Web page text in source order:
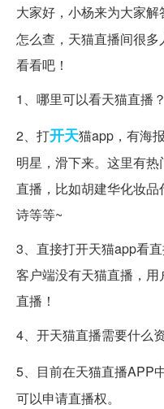
大家好，小杨来为大家
怎么查，天猫直播间很
看看吧！
1、哪里可以看天猫直播？
2、打开天猫app，有海
明星，滑下来。这里有
直播，比如胡建华化妆
诗等等~
3、直接打开天猫app看
客户端没有天猫直播，
直播！
4、开天猫直播需要什么
5、目前在天猫直播APP
可以申请直播权。